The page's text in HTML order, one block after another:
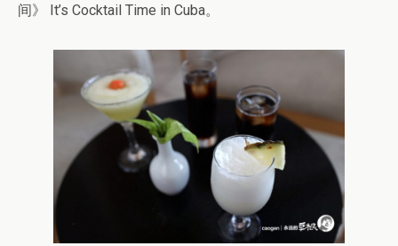
间》 It’s Cocktail Time in Cuba。